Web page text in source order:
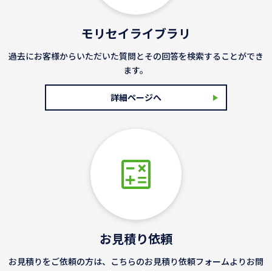
モリセイライブラリ
過去にお客様からいただいた質問とその回答を検索することができ
ます。
詳細ページへ
お見積り依頼
お見積りをご依頼の方は、こちらのお見積り依頼フォームよりお問